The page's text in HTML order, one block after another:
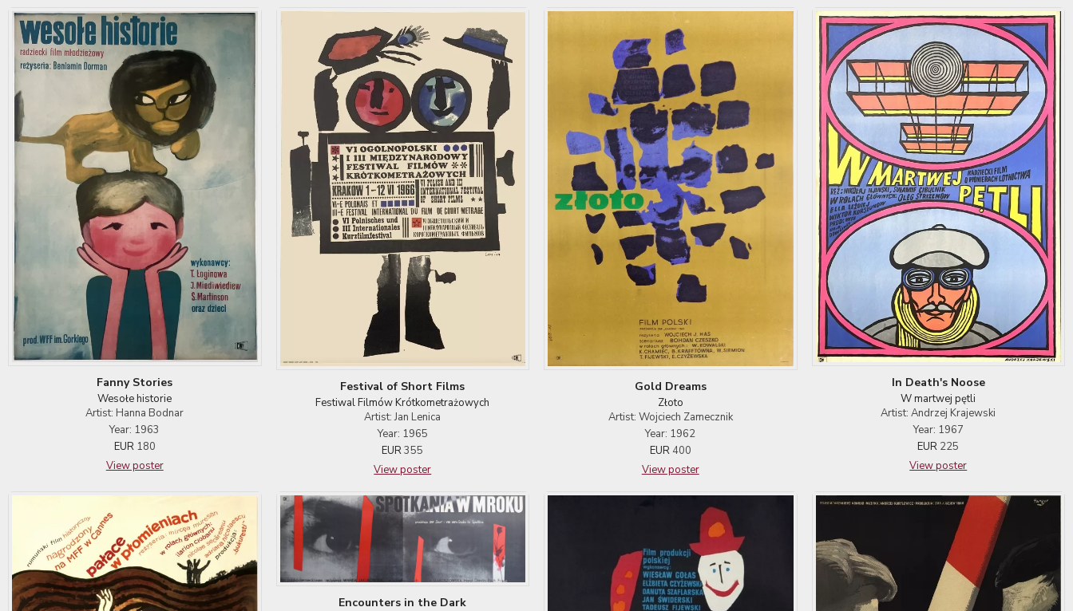
Fanny Stories
Wesołe historie
Artist: Hanna Bodnar
Year: 1963
EUR 180
View poster
Festival of Short Films
Festiwal Filmów Krótkometrażowych
Artist: Jan Lenica
Year: 1965
EUR355
View poster
Gold Dreams
Złoto
Artist: Wojciech Zamecznik
Year: 1962
EUR 400
View poster
In Death's Noose
W martwej pętli
Artist: Andrzej Krajewski
Year: 1967
EUR 225
View poster
Encounters in the Dark